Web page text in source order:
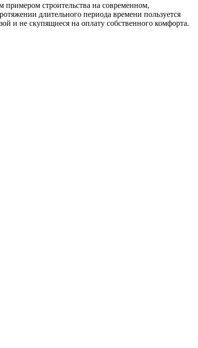
примером строительства на современном,
длительного периода времени пользуется
и не скупящиеся на оплату собственного комфорта.